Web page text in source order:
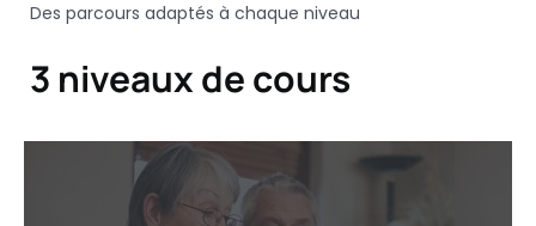
Des parcours adaptés à chaque niveau
3 niveaux de cours